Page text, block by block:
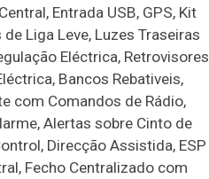
Entrada USB, GPS, Kit
Liga Leve, Luzes Traseiras
Eléctrica, Retrovisores
Bancos Rebativeis,
com Comandos de Rádio,
Alertas sobre Cinto de
Direcção Assistida, ESP
Fecho Centralizado com